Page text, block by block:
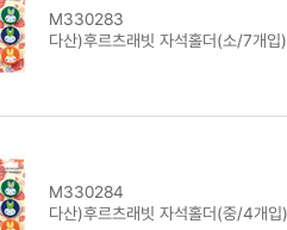
M330283
다산)후르츠래빗 자석홀더(소/7개
M330284
다산)후르츠래빗 자석홀더(중/4개